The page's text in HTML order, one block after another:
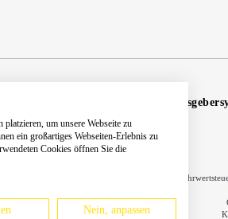
Kontakt
* Alle Preise inkl. gesetzl.
um unsere Webseite zu
ein großartiges Webseiten-Erlebnis zu
Cookies öffnen Sie die
Nein, anpassen